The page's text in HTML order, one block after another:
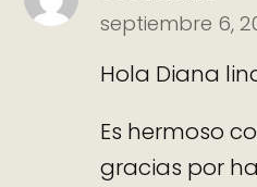
septiembre 6,
Hola Diana
Es hermoso
gracias por